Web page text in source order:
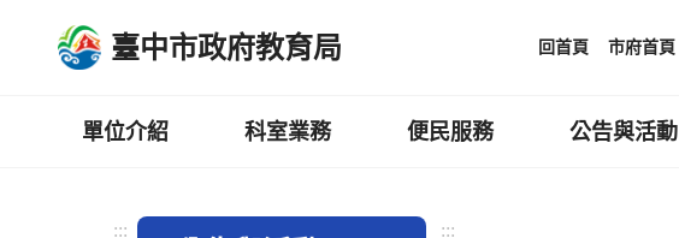
臺中市政府教育局 回首頁 市府首頁
單位介紹 科室業務 便民服務 公告與活動
:::
:::